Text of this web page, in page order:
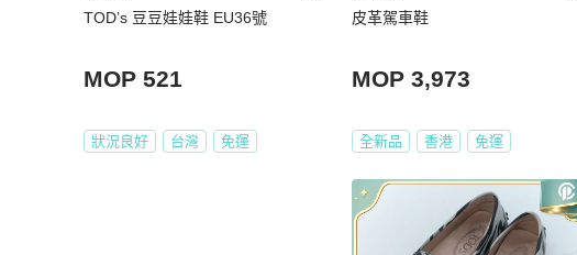
TOD’s 豆豆娃娃鞋 EU36號
MOP 521
狀況良好 台灣 免運
皮革駕車鞋
MOP 3,973
全新品 香港 免運